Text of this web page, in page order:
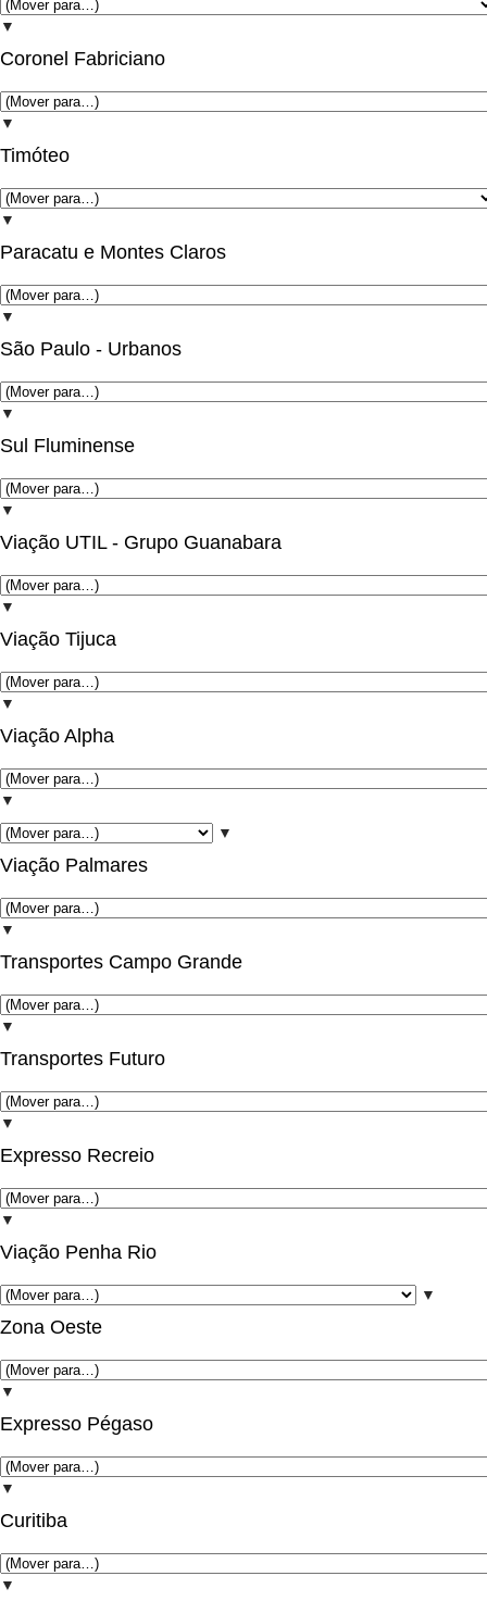
▼
Coronel Fabriciano
▼
Timóteo
▼
Paracatu e Montes Claros
▼
São Paulo - Urbanos
▼
Sul Fluminense
▼
Viação UTIL - Grupo Guanabara
▼
Viação Tijuca
▼
Viação Alpha
▼
▼
Viação Palmares
▼
Transportes Campo Grande
▼
Transportes Futuro
▼
Expresso Recreio
▼
Viação Penha Rio
▼
Zona Oeste
▼
Expresso Pégaso
▼
Curitiba
▼